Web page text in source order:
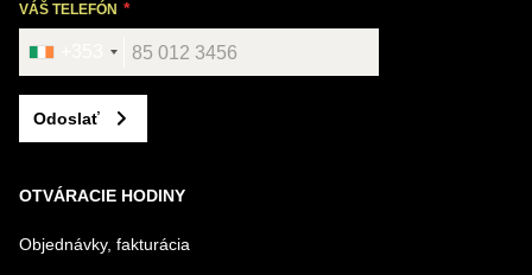
VÁŠ TELEFÓN
Odoslať
OTVÁRACIE HODINY
Objednávky, fakturácia